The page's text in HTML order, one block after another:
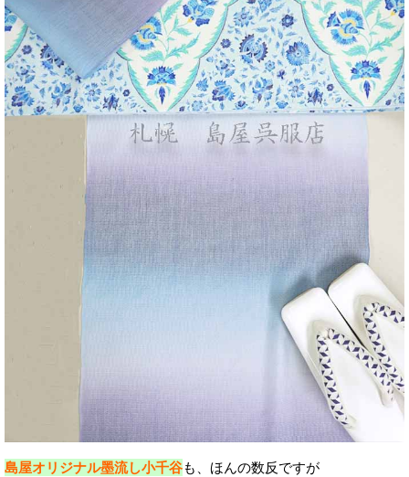
島屋オリジナル墨流し小千谷も、ほんの数反ですが